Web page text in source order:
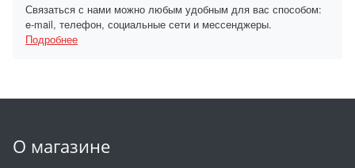
Связаться с нами можно любым удобным для вас способом:
e-mail, телефон, социальные сети и мессенджеры.
Подробнее
О магазине